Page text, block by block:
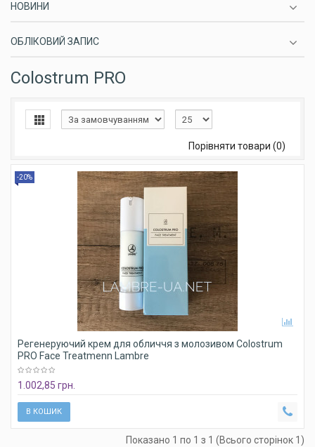
НОВИНИ
ОБЛІКОВИЙ ЗАПИС
Colostrum PRO
Порівняти товари (0)
-20%
Регенеруючий крем для обличчя з молозивом Colostrum
PRO Face Treatmenn Lambre
1.002,85 грн.
В КОШИК
Показано 1 по 1 з 1 (Всього сторінок 1)